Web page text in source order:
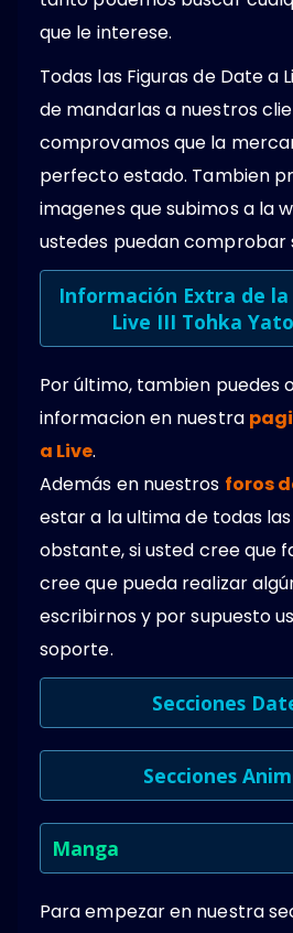
que le interese.
Todas las Figuras de Date a
de mandarlas a nuestros
comprovamos que la
perfecto estado. Tambien
imagenes que subimos a la
ustedes puedan comprobar
Información Extra de
Live III Tohka
Por último, tambien puedes
informacion en nuestra
a Live.
Además en nuestros foros
estar a la ultima de todas
obstante, si usted cree que
cree que pueda realizar
escribirnos y por supuesto
soporte.
Secciones
Secciones
Manga
Para empezar en nuestra